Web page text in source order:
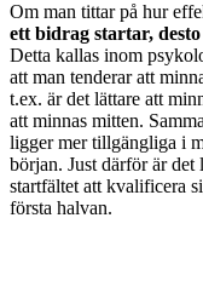
Om man tittar på hur
ett bidrag startar,
Detta kallas inom
att man tenderar att
t.ex. är det lättare att
att minnas mitten.
ligger mer tillgängliga i
början. Just därför är det
startfältet att kvalificera
första halvan.